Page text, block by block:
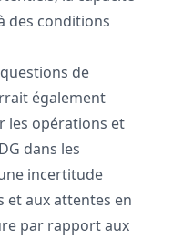
des conditions
de
également
les opérations et
dans les
incertitude
et aux attentes en
par rapport aux